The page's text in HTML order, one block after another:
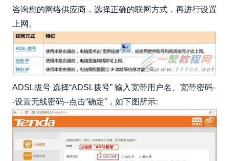
咨询您的网络供应商，选择正确的联网方式，再进行设置
上网。
ADSL拔号 选择“ADSL拨号” 输入宽带用户名、宽带密码-
-设置无线密码--点击“确定”，如下图所示: